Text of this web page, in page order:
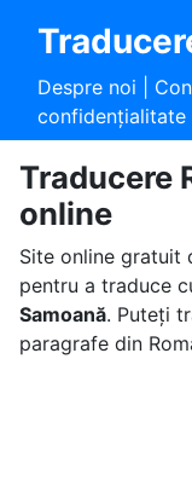
Despre noi
confidențialitate|
Traducere
online
Site online gratuit
pentru a traduce
Samoană. Puteți
paragrafe din